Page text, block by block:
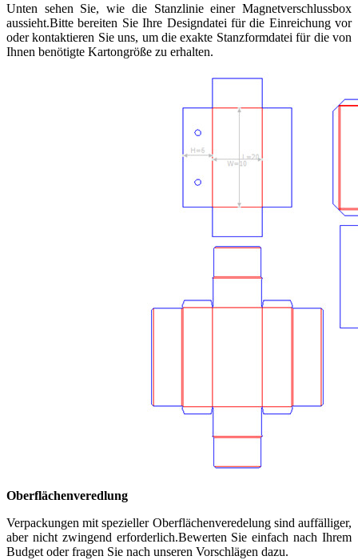
Unten sehen Sie, wie die Stanzlinie einer Magnetverschlussbox
aussieht.Bitte bereiten Sie Ihre Designdatei für die Einreichung vor
oder kontaktieren Sie uns, um die exakte Stanzformdatei für die von
Ihnen benötigte Kartongröße zu erhalten.
Oberflächenveredlung
Verpackungen mit spezieller Oberflächenveredelung sind auffälliger,
aber nicht zwingend erforderlich.Bewerten Sie einfach nach Ihrem
Budget oder fragen Sie nach unseren Vorschlägen dazu.